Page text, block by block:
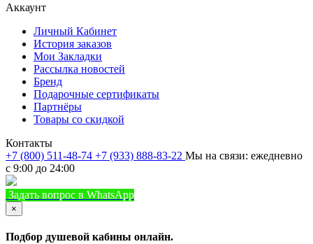
Аккаунт
Личный Кабинет
История заказов
Мои Закладки
Рассылка новостей
Бренд
Подарочные сертификаты
Партнёры
Товары со скидкой
Контакты
+7 (800) 511-48-74 +7 (933) 888-83-22 Мы на связи: ежедневно
с 9:00 до 24:00
Задать вопрос в WhatsApp
×
Подбор душевой кабины онлайн.